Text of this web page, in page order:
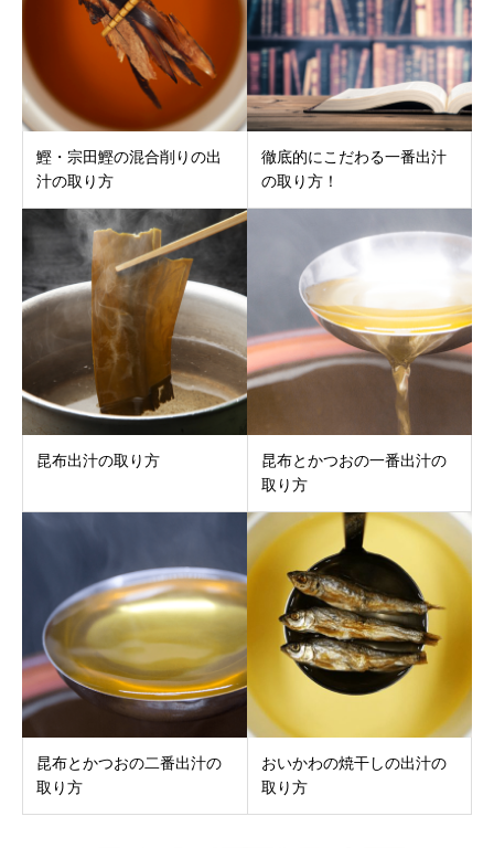
鰹・宗田鰹の混合削りの出
汁の取り方
徹底的にこだわる一番出汁
の取り方！
昆布出汁の取り方
昆布とかつおの一番出汁の
取り方
昆布とかつおの二番出汁の
取り方
おいかわの焼干しの出汁の
取り方